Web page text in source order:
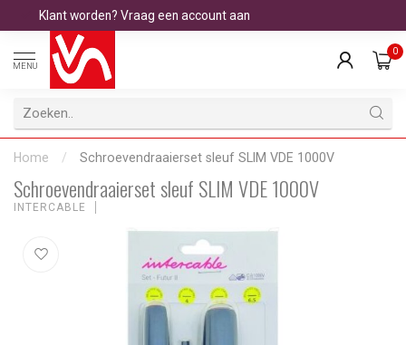
Klant worden? Vraag een account aan
MENU
0
Home / Schroevendraaierset sleuf SLIM VDE 1000V
Schroevendraaierset sleuf SLIM VDE 1000V
INTERCABLE